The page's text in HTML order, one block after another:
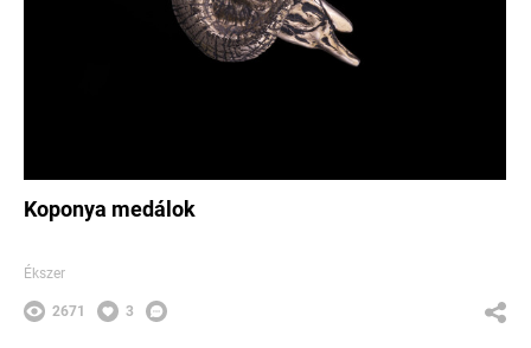
Koponya medálok
Ékszer
2671 3